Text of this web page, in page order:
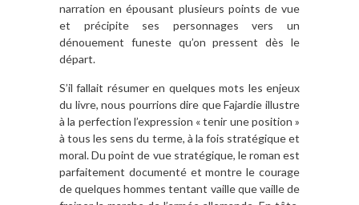
narration en épousant plusieurs points de vue
et précipite ses personnages vers un
dénouement funeste qu’on pressent dès le
départ.
S’il fallait résumer en quelques mots les enjeux
du livre, nous pourrions dire que Fajardie illustre
à la perfection l’expression « tenir une position »
à tous les sens du terme, à la fois stratégique et
moral. Du point de vue stratégique, le roman est
parfaitement documenté et montre le courage
de quelques hommes tentant vaille que vaille de